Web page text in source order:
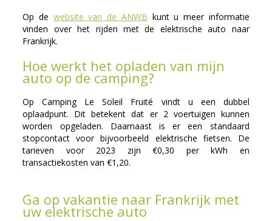
Op de website van de ANWB kunt u meer informatie
vinden over het rijden met de elektrische auto naar
Frankrijk.
Hoe werkt het opladen van mijn
auto op de camping?
Op Camping Le Soleil Fruité vindt u een dubbel
oplaadpunt. Dit betekent dat er 2 voertuigen kunnen
worden opgeladen. Daarnaast is er een standaard
stopcontact voor bijvoorbeeld elektrische fietsen. De
tarieven voor 2023 zijn €0,30 per kWh en
transactiekosten van €1,20.
Ga op vakantie naar Frankrijk met
uw elektrische auto